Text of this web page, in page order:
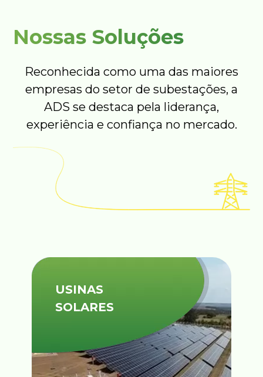
Nossas Soluções
Reconhecida como uma das maiores
empresas do setor de subestações, a
ADS se destaca pela liderança,
experiência e confiança no mercado.
USINAS
SOLARES